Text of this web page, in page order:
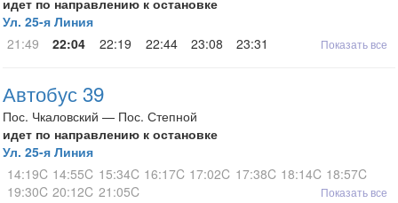
идет по направлению к остановке
Ул. 25-я Линия
21:49
22:04 22:19 22:44 23:08 23:31 Показать все
Автобус 39
Пос. Чкаловский — Пос. Степной
идет по направлению к остановке
Ул. 25-я Линия
14:19C 14:55C 15:34C 16:17C 17:02C 17:38C 18:14C 18:57C
19:30C 20:12C 21:05C Показать все